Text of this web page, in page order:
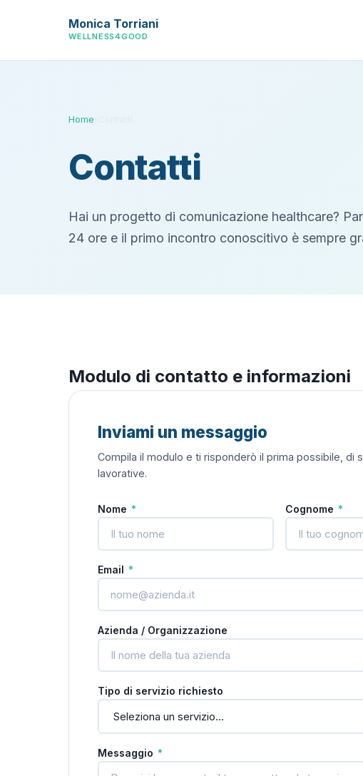
Monica Torriani
WELLNESS4GOOD
Home
Contatti
Hai un progetto di comunicazione healthcare?
24 ore e il primo incontro conoscitivo è sempre
Modulo di contatto e informazioni
Inviami un messaggio
Compila il modulo e ti risponderò il prima possibile, di
lavorative.
Nome * Cognome *
Email *
Azienda / Organizzazione
Tipo di servizio richiesto
Messaggio *